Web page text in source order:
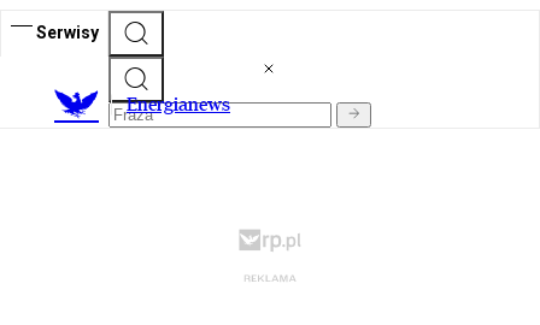
Serwisy
Energianews